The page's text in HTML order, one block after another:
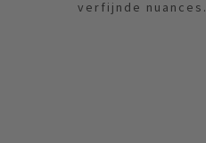
verfijnde nuances.